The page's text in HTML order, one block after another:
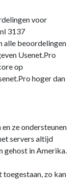
voor
3137
alle beoordelingen
Usenet.Pro
op
hoger dan
ze ondersteunen
servers altijd
gehost in Amerika.
toegestaan, zo kan